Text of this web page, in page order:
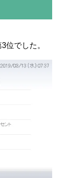
位でした。